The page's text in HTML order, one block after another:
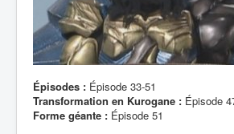
Épisodes : Épisode 33-51
Transformation en Kurogane : Épisode
Forme géante : Épisode 51